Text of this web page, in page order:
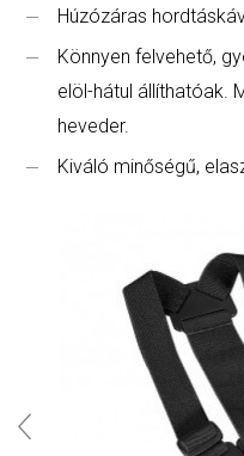
Húzózáras
Könnyen felvehető,
elöl-hátul állíthatóak.
heveder.
Kiváló minőségű,